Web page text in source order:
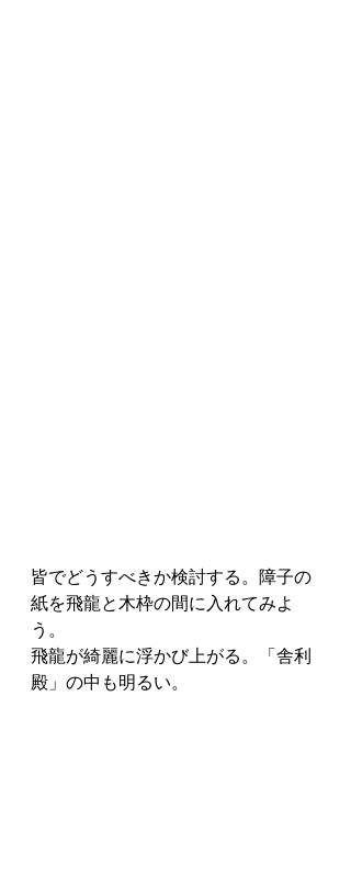
皆でどうすべきか検討する。障子の
紙を飛龍と木枠の間に入れてみよ
う。
飛龍が綺麗に浮かび上がる。「舎利
殿」の中も明るい。